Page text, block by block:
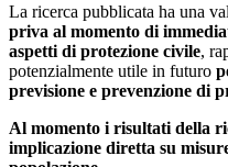
La ricerca pubblicata ha una
priva al momento di
aspetti di protezione civile,
potenzialmente utile in futuro
previsione e prevenzione di
Al momento i risultati della
implicazione diretta su